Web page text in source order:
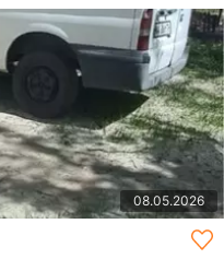
08.05.2026